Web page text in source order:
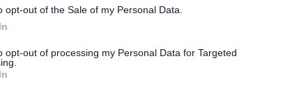
opt-out of the Sale of my Personal Data.
opt-out of processing my Personal Data for Targeted
cynnal gweithgareddau trwyddedadwy unwaith y cwblheir
safle’ hyd yn oed cyn y safle adeiladu,
ddatganiad dros dro. I wneud cais am drwydded safle
gallu darparu amserlen gweithredu cyflawn. Os na
â datganiad dros dro.